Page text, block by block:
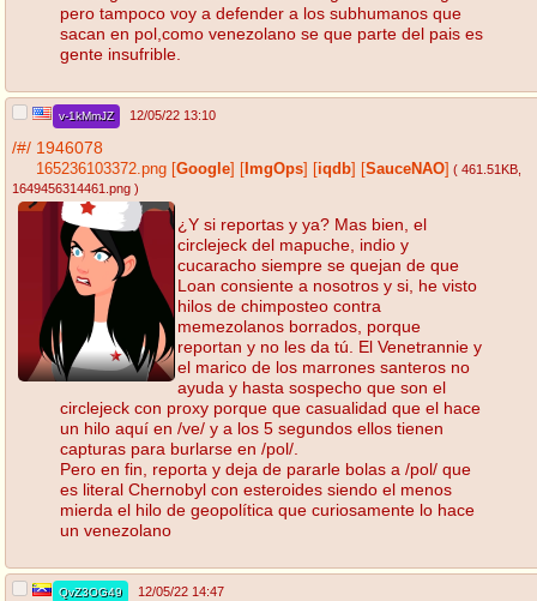
pero tampoco voy a defender a los subhumanos que
sacan en pol,como venezolano se que parte del pais es
gente insufrible.
v-1kMmJZ 12/05/22 13:10
/#/ 1946078
165236103372.png Google ImgOps iqdb SauceNAO ( 461.51KB
1649456314461.png )
¿Y si reportas y ya? Mas bien, el
circlejeck del mapuche, indio y
cucaracho siempre se quejan de que
Loan consiente a nosotros y si, he visto
hilos de chimposteo contra
memezolanos borrados, porque
reportan y no les da tú. El Venetrannie y
el marico de los marrones santeros no
ayuda y hasta sospecho que son el
circlejeck con proxy porque que casualidad que el hace
un hilo aquí en /ve/ y a los 5 segundos ellos tienen
capturas para burlarse en /pol/.
Pero en fin, reporta y deja de pararle bolas a /pol/ que
es literal Chernobyl con esteroides siendo el menos
mierda el hilo de geopolítica que curiosamente lo hace
un venezolano
QvZ3OG49 12/05/22 14:47